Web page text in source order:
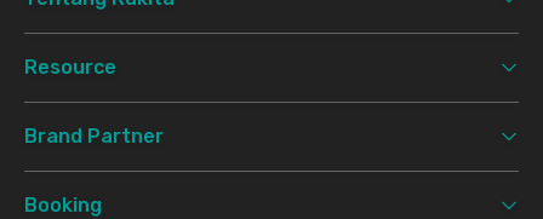
Resource
Brand Partner
Booking